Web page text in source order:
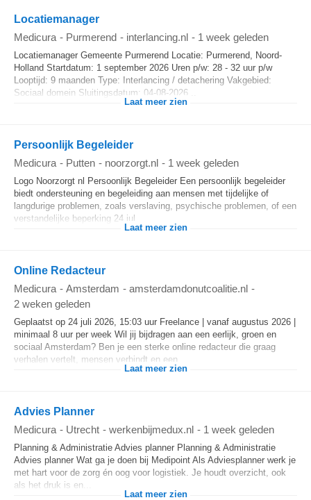
Locatiemanager
Medicura - Purmerend - interlancing.nl - 1 week geleden
Locatiemanager Gemeente Purmerend Locatie: Purmerend, Noord-
Holland Startdatum: 1 september 2026 Uren p/w: 28 - 32 uur p/w
Looptijd: 9 maanden Type: Interlancing / detachering Vakgebied:
Sociaal domein Sluitingsdatum: 04-08-2026...
Laat meer zien
Persoonlijk Begeleider
Medicura - Putten - noorzorgt.nl - 1 week geleden
Logo Noorzorgt nl Persoonlijk Begeleider Een persoonlijk begeleider
biedt ondersteuning en begeleiding aan mensen met tijdelijke of
langdurige problemen, zoals verslaving, psychische problemen, of een
verstandelijke beperking 24 jul...
Laat meer zien
Online Redacteur
Medicura - Amsterdam - amsterdamdonutcoalitie.nl -
2 weken geleden
Geplaatst op 24 juli 2026, 15:03 uur Freelance | vanaf augustus 2026 |
minimaal 8 uur per week Wil jij bijdragen aan een eerlijk, groen en
sociaal Amsterdam? Ben je een sterke online redacteur die graag
verhalen vertelt, mensen verbindt en een...
Laat meer zien
Advies Planner
Medicura - Utrecht - werkenbijmedux.nl - 1 week geleden
Planning & Administratie Advies planner Planning & Administratie
Advies planner Wat ga je doen bij Medipoint Als Adviesplanner werk je
met hart voor de zorg én oog voor logistiek. Je houdt overzicht, ook
als het druk is en...
Laat meer zien